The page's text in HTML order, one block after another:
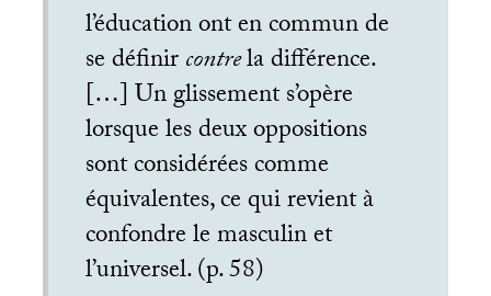
l’éducation ont en commun de
se définircontrela différence.
[…] Un glissement s’opère
lorsque les deux oppositions
sont considérées comme
équivalentes, ce qui revient à
confondre le masculin et
l’universel. (p. 58)